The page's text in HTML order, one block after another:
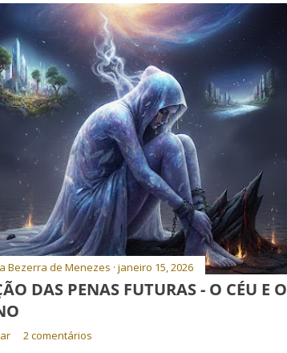
Bezerra de Menezes janeiro 15, 2026
DAS PENAS FUTURAS - O CÉU E O
2 comentários